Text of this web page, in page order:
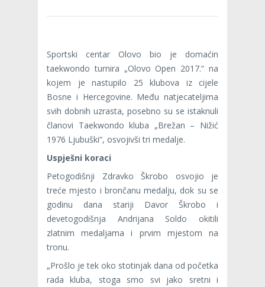
Sportski centar Olovo bio je domaćin
taekwondo turnira „Olovo Open 2017.“ na
kojem je nastupilo 25 klubova iz cijele
Bosne i Hercegovine. Među natjecateljima
svih dobnih uzrasta, posebno su se istaknuli
članovi Taekwondo kluba „Brežan – Nižić
1976 Ljubuški“, osvojivši tri medalje.
Uspješni koraci
Petogodišnji Zdravko Škrobo osvojio je
treće mjesto i brončanu medalju, dok su se
godinu dana stariji Davor Škrobo i
devetogodišnja Andrijana Soldo okitili
zlatnim medaljama i prvim mjestom na
tronu.
„Prošlo je tek oko stotinjak dana od početka
rada kluba, stoga smo svi jako sretni i